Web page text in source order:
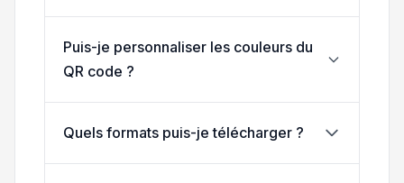
Puis-je personnaliser les couleurs du
QR code ?
Quels formats puis-je télécharger ?